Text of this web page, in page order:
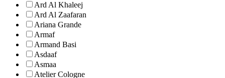
Ard Al Khaleej
Ard Al Zaafaran
Ariana Grande
Armaf
Armand Basi
Asdaaf
Asmaa
Atelier Cologne